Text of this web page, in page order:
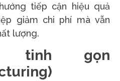
tiếp cận hiệu quả
giảm chi phí mà vẫn
lượng.
tinh gọn